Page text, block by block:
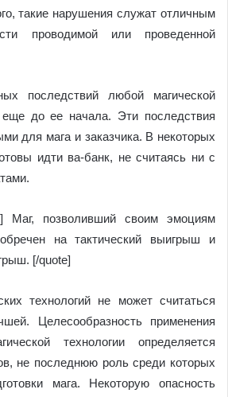
такие нарушения служат отличным
проводимой или проведенной
последствий любой магической
до ее начала. Эти последствия
для мага и заказчика. В некоторых
идти ва-банк, не считаясь ни с
Маг, позволивший своим эмоциям
на тактический выигрыш и
[/quote]
технологий не может считаться
Целесообразность применения
технологии определяется
не последнюю роль среди которых
мага. Некоторую опасность